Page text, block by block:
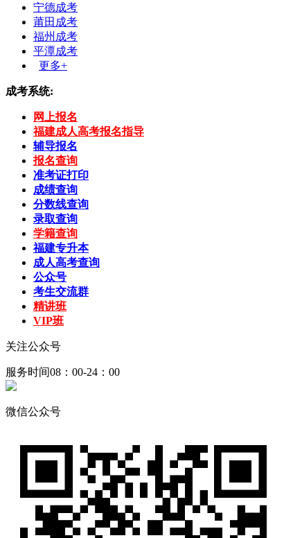
宁德成考
莆田成考
福州成考
平潭成考
更多+
成考系统:
网上报名
福建成人高考报名指导
辅导报名
报名查询
准考证打印
成绩查询
分数线查询
录取查询
学籍查询
福建专升本
成人高考查询
公众号
考生交流群
精讲班
VIP班
关注公众号
服务时间08：00-24：00
微信公众号